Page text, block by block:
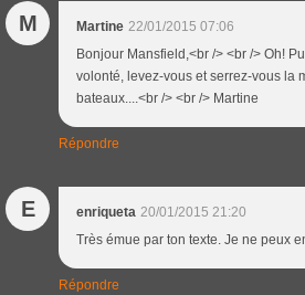
M Martine 22/01/2015 07:06
Bonjour Mansfield,<br /> <br /> Oh!
volonté, levez-vous et serrez-vous la
bateaux....<br /> <br /> Martine
Répondre
E enriqueta 20/01/2015 21:20
Très émue par ton texte. Je ne peux
Répondre